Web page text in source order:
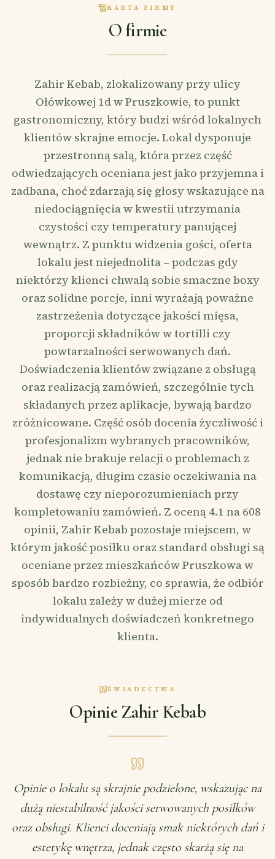
KARTA FIRMY
O firmie
Zahir Kebab, zlokalizowany przy ulicy
Ołówkowej 1d w Pruszkowie, to punkt
gastronomiczny, który budzi wśród lokalnych
klientów skrajne emocje. Lokal dysponuje
przestronną salą, która przez część
odwiedzających oceniana jest jako przyjemna i
zadbana, choć zdarzają się głosy wskazujące na
niedociągnięcia w kwestii utrzymania
czystości czy temperatury panującej
wewnątrz. Z punktu widzenia gości, oferta
lokalu jest niejednolita – podczas gdy
niektórzy klienci chwalą sobie smaczne boxy
oraz solidne porcje, inni wyrażają poważne
zastrzeżenia dotyczące jakości mięsa,
proporcji składników w tortilli czy
powtarzalności serwowanych dań.
Doświadczenia klientów związane z obsługą
oraz realizacją zamówień, szczególnie tych
składanych przez aplikacje, bywają bardzo
zróżnicowane. Część osób docenia życzliwość i
profesjonalizm wybranych pracowników,
jednak nie brakuje relacji o problemach z
komunikacją, długim czasie oczekiwania na
dostawę czy nieporozumieniach przy
kompletowaniu zamówień. Z oceną 4.1 na 608
opinii, Zahir Kebab pozostaje miejscem, w
którym jakość posiłku oraz standard obsługi są
oceniane przez mieszkańców Pruszkowa w
sposób bardzo rozbieżny, co sprawia, że odbiór
lokalu zależy w dużej mierze od
indywidualnych doświadczeń konkretnego
klienta.
ŚWIADECTWA
Opinie Zahir Kebab
Opinie o lokalu są skrajnie podzielone, wskazując na
dużą niestabilność jakości serwowanych posiłków
oraz obsługi. Klienci doceniają smak niektórych dań i
estetykę wnętrza, jednak często skarżą się na